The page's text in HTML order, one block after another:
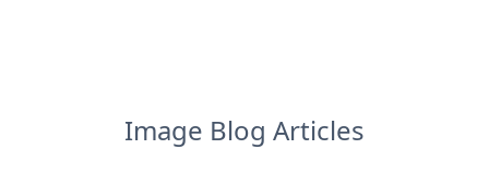
Image Blog Articles